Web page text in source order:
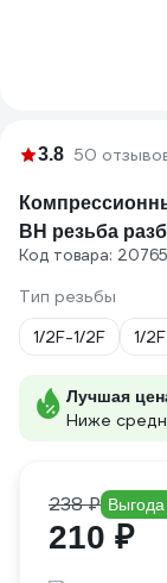
3.8 50
ВН резьба
Код товара:
Тип резьбы
1/2F-1/2F
1/
Лучшая
Ниже
238 ₽
210 ₽